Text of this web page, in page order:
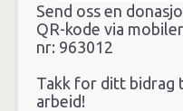
Send oss en
QR-kode via
nr: 963012
Takk for ditt bidrag
arbeid!